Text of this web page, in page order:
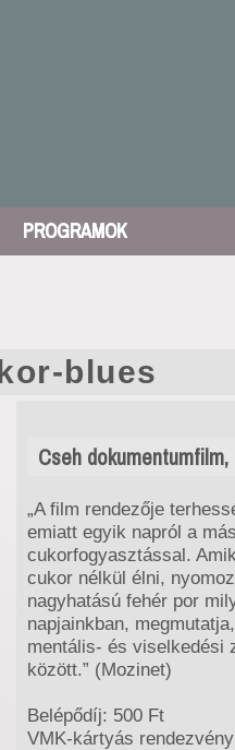
PROGRAMOK
blues
Cseh
„A film rendezője
emiatt egyik napról a
cukorfogyasztással.
cukor nélkül élni,
nagyhatású fehér por
napjainkban,
mentális- és viselkedési
között.” (Mozinet)
Belépődíj: 500 Ft
VMK-kártyás